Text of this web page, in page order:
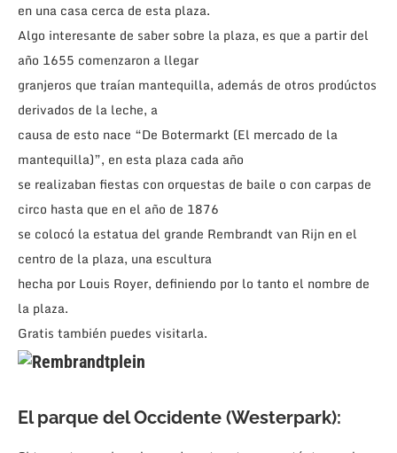
en una casa cerca de esta plaza.
Algo interesante de saber sobre la plaza, es que a partir del
año 1655 comenzaron a llegar
granjeros que traían mantequilla, además de otros prodúctos
derivados de la leche, a
causa de esto nace “De Botermarkt (El mercado de la
mantequilla)”, en esta plaza cada año
se realizaban fiestas con orquestas de baile o con carpas de
circo hasta que en el año de 1876
se colocó la estatua del grande Rembrandt van Rijn en el
centro de la plaza, una escultura
hecha por Louis Royer, definiendo por lo tanto el nombre de
la plaza.
Gratis también puedes visitarla.
El parque del Occidente (Westerpark):